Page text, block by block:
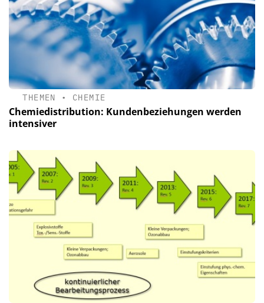
THEMEN • CHEMIE
Chemiedistribution: Kundenbeziehungen werden
intensiver